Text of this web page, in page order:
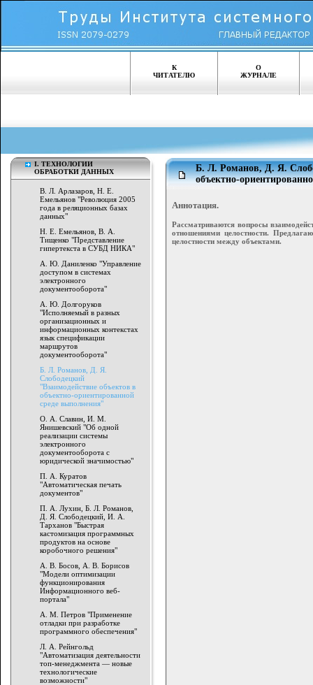
К
ЧИТАТЕЛЮ
О
ЖУРНАЛЕ
I. ТЕХНОЛОГИИ
ОБРАБОТКИ ДАННЫХ
В. Л. Арлазаров, Н. Е.
Емельянов "Революция 2005
года в реляционных базах
данных"
Н. Е. Емельянов, В. А.
Тищенко "Представление
гипертекста в СУБД НИКА"
А. Ю. Даниленко "Управление
доступом в системах
электронного
документооборота"
А. Ю. Долгоруков
"Исполняемый в разных
организационных и
информационных контекстах
язык спецификации
маршрутов
документооборота"
Б. Л. Романов, Д. Я.
Слободецкий
"Взаимодействие объектов в
объектно-ориентированной
среде выполнения"
О. А. Славин, И. М.
Янишевский "Об одной
реализации системы
электронного
документооборота с
юридической значимостью"
П. А. Куратов
"Автоматическая печать
документов"
П. А. Лухин, Б. Л. Романов,
Д. Я. Слободецкий, И. А.
Тарханов "Быстрая
кастомизация программных
продуктов на основе
коробочного решения"
А. В. Босов, А. В. Борисов
"Модели оптимизации
функционирования
Информационного веб-
портала"
А. М. Петров "Применение
отладки при разработке
программного обеспечения"
Л. А. Рейнгольд
"Автоматизация деятельности
топ-менеджмента — новые
технологические
возможности"
Б. Л. Романов, Д. Я.
объектно-
Аннотация.
Рассматриваются вопросы
отношениями целостности.
целостности между объектами.